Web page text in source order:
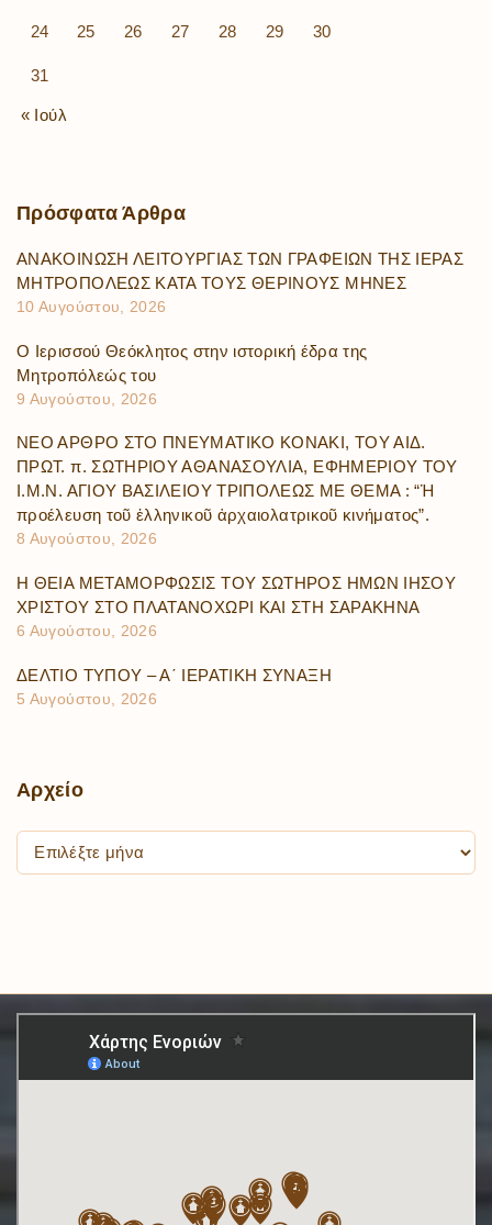
24 25 26 27 28 29 30
31
« Ιούλ
Πρόσφατα Άρθρα
ΑΝΑΚΟΙΝΩΣΗ ΛΕΙΤΟΥΡΓΙΑΣ ΤΩΝ ΓΡΑΦΕΙΩΝ ΤΗΣ ΙΕΡΑΣ
ΜΗΤΡΟΠΟΛΕΩΣ ΚΑΤΑ ΤΟΥΣ ΘΕΡΙΝΟΥΣ ΜΗΝΕΣ
10 Αυγούστου, 2026
Ο Ιερισσού Θεόκλητος στην ιστορική έδρα της
Μητροπόλεώς του
9 Αυγούστου, 2026
ΝΕΟ ΑΡΘΡΟ ΣΤΟ ΠΝΕΥΜΑΤΙΚΟ ΚΟΝΑΚΙ, ΤΟΥ ΑΙΔ.
ΠΡΩΤ. π. ΣΩΤΗΡΙΟΥ ΑΘΑΝΑΣΟΥΛΙΑ, ΕΦΗΜΕΡΙΟΥ ΤΟΥ
Ι.Μ.Ν. ΑΓΙΟΥ ΒΑΣΙΛΕΙΟΥ ΤΡΙΠΟΛΕΩΣ ΜΕ ΘΕΜΑ : “Ἡ
προέλευση τοῦ ἑλληνικοῦ ἀρχαιολατρικοῦ κινήματος”.
8 Αυγούστου, 2026
Η ΘΕΙΑ ΜΕΤΑΜΟΡΦΩΣΙΣ ΤΟΥ ΣΩΤΗΡΟΣ ΗΜΩΝ ΙΗΣΟΥ
ΧΡΙΣΤΟΥ ΣΤΟ ΠΛΑΤΑΝΟΧΩΡΙ ΚΑΙ ΣΤΗ ΣΑΡΑΚΗΝΑ
6 Αυγούστου, 2026
ΔΕΛΤΙΟ ΤΥΠΟΥ – Α΄ ΙΕΡΑΤΙΚΗ ΣΥΝΑΞΗ
5 Αυγούστου, 2026
Αρχείο